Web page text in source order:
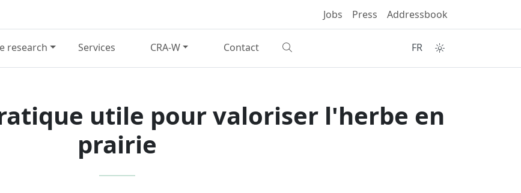
Jobs Press Addressbook
research Services CRA-W Contact FR
utile pour valoriser l'herbe en
prairie